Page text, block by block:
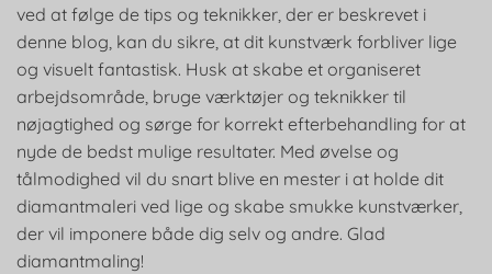
ved at følge de tips og teknikker, der er beskrevet i
denne blog, kan du sikre, at dit kunstværk forbliver lige
og visuelt fantastisk. Husk at skabe et organiseret
arbejdsområde, bruge værktøjer og teknikker til
nøjagtighed og sørge for korrekt efterbehandling for at
nyde de bedst mulige resultater. Med øvelse og
tålmodighed vil du snart blive en mester i at holde dit
diamantmaleri ved lige og skabe smukke kunstværker,
der vil imponere både dig selv og andre. Glad
diamantmaling!